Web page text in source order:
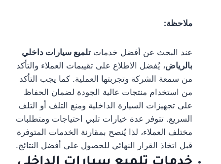
ملاحظة:
عند البحث عن أفضل خدمات تلميع سيارات داخلي
بالرياض، يُفضل الاطلاع على تقييمات العملاء والتأكد
من سمعة الشركة وتجربتها العملية. كما يجب التأكد
من استخدام منتجات عالية الجودة لضمان الحفاظ
على تجهيزات السيارة الداخلية ومنع التلف أو التلف
السريع. تتوفر عدة خيارات تلبي احتياجات ومتطلبات
مختلف العملاء، لذا يُنصح بمقارنة الخدمات المتوفرة
قبل اتخاذ القرار النهائي للحصول على أفضل النتائج.